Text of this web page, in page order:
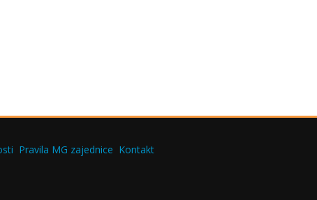
Pravila MG zajednice Kontakt